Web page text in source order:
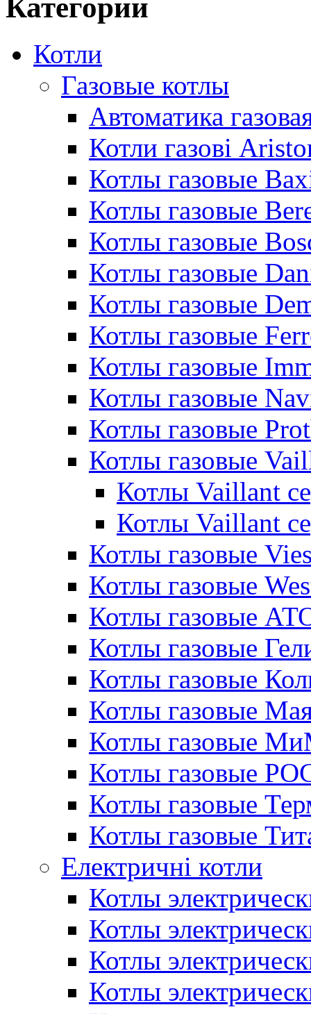
Категории
Котли
Газовые котлы
Автоматика
Котли газові
Котлы газовые
Котлы газовые
Котлы газовые
Котлы газовые
Котлы газовые
Котлы газовые
Котлы газовые
Котлы газовые
Котлы газовые
Котлы газовые
Котлы Vaillant
Котлы Vaillant
Котлы газовые
Котлы газовые
Котлы газовые
Котлы газовые
Котлы газовые
Котлы газовые
Котлы газовые
Котлы газовые
Котлы газовые
Котлы газовые
Електричні котли
Котлы
Котлы
Котлы
Котлы